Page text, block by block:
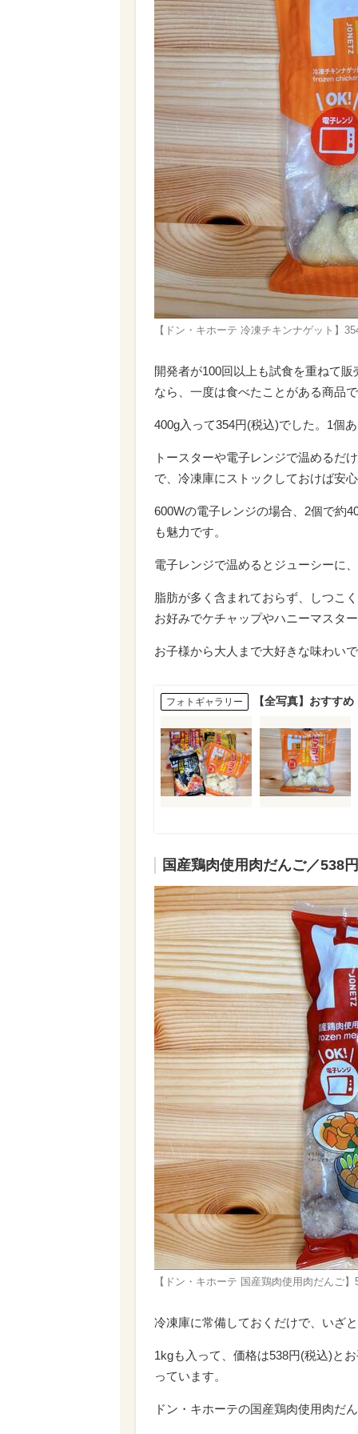
【ドン・キホーテ 冷凍チキンナゲット】
開発者が100回以上も試食を重ねて
なら、一度は食べたことがある商品
400g入って354円(税込)でした。1個
トースターや電子レンジで温めるだ
で、冷凍庫にストックしておけば安
600Wの電子レンジの場合、2個で約
も魅力です。
電子レンジで温めるとジューシーに
脂肪が多く含まれておらず、しつこ
お好みでケチャップやハニーマスタ
お子様から大人まで大好きな味わい
フォトギャラリー 【全写真】おすす
国産鶏肉使用肉だんご／538
【ドン・キホーテ 国産鶏肉使用肉だんご
冷凍庫に常備しておくだけで、いざ
1kgも入って、価格は538円(税込)と
っています。
ドン・キホーテの国産鶏肉使用肉だ